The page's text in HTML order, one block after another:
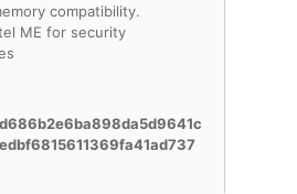
compatibility.
ME for security